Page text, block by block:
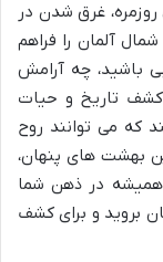
روزمره، غرق شدن در
آلمان را فراهم
باشید، چه آرامش
کشف تاریخ و حیات
که می توانند روح
بهشت های پنهان،
همیشه در ذهن شما
بروید و برای کشف